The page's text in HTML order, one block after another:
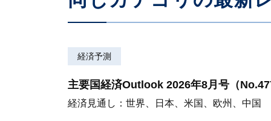
経済予測
主要国経済Outlook 2026年8月号（
経済見通し：世界、日本、米国、欧州、中国